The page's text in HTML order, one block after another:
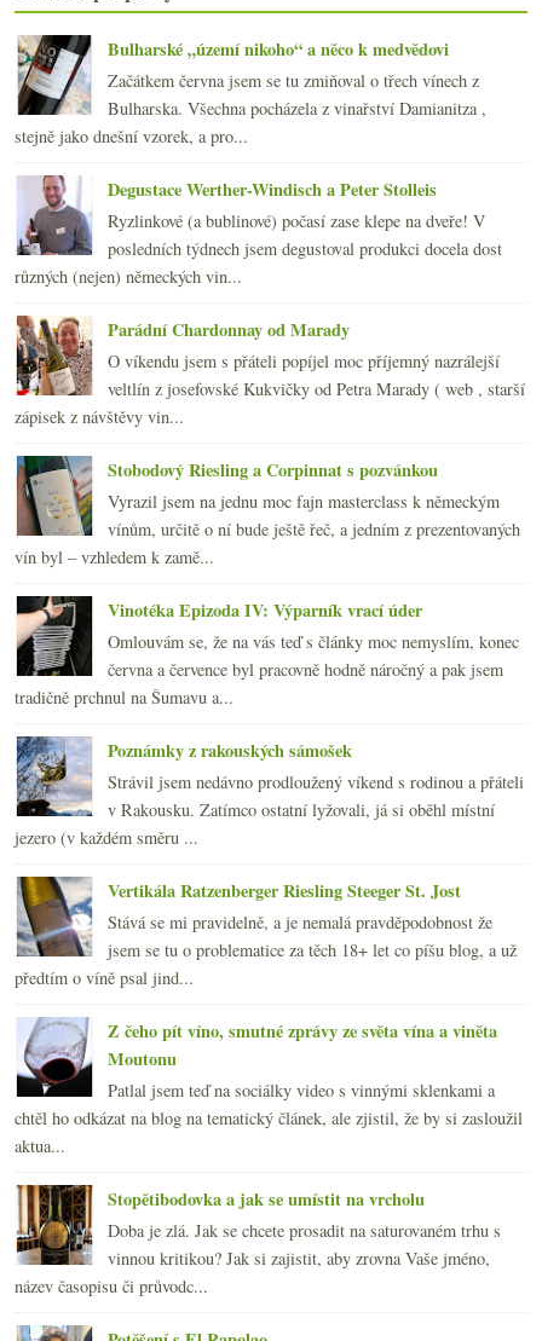
Parádní večírek v Thiru
►2015(251)
►2014(254)
► 2013(249)
►2012(254)
►2011(252)
2010 (249)
►2009(249)
►2008(270)
►2007(108)
Bulharské „území nikoho“ a něco k medvědovi
Začátkem června jsem se tu zmiňoval o třech vínech z
Bulharska. Všechna pocházela z vinařství Damianitza ,
stejně jako dnešní vzorek, a pro...
Degustace Werther-Windisch a Peter Stolleis
Ryzlinkové (a bublinové) počasí zase klepe na dveře! V
posledních týdnech jsem degustoval produkci docela dost
různých (nejen) německých vin...
Parádní Chardonnay od Marady
O víkendu jsem s přáteli popíjel moc příjemný nazrálejší
veltlín z josefovské Kukvičky od Petra Marady ( web , starší
zápisek z návštěvy vin...
Stobodový Riesling a Corpinnat s pozvánkou
Vyrazil jsem na jednu moc fajn masterclass k německým
vínům, určitě o ní bude ještě řeč, a jedním z prezentovaných
vín byl – vzhledem k zamě...
Vinotéka Epizoda IV: Výparník vrací úder
Omlouvám se, že na vás teď s články moc nemyslím, konec
června a července byl pracovně hodně náročný a pak jsem
tradičně prchnul na Šumavu a...
Poznámky z rakouských sámošek
Strávil jsem nedávno prodloužený víkend s rodinou a přáteli
v Rakousku. Zatímco ostatní lyžovali, já si oběhl místní
jezero (v každém směru ...
Vertikála Ratzenberger Riesling Steeger St. Jost
Stává se mi pravidelně, a je nemalá pravděpodobnost že
jsem se tu o problematice za těch 18+ let co píšu blog, a už
předtím o víně psal jind...
Z čeho pít víno, smutné zprávy ze světa vína a viněta
Moutonu
Patlal jsem teď na sociálky video s vinnými sklenkami a
chtěl ho odkázat na blog na tematický článek, ale zjistil, že by si zasloužil
aktua...
Stopětibodovka a jak se umístit na vrcholu
Doba je zlá. Jak se chcete prosadit na saturovaném trhu s
vinnou kritikou? Jak si zajistit, aby zrovna Vaše jméno,
název časopisu či průvodc...